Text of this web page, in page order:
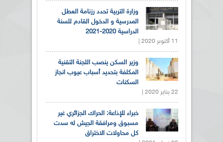
وزارة التربية تحدد رزنامة العطل
المدرسية و الدخول القادم للسنة
الدراسية 2020-2021
11 أكتوبر 2020 |
وزير السكن ينصب اللجنة التقنية
المكلفة بتحديد أسباب عيوب انجاز
السكنات
22 يناير 2020 |
خبراء للإذاعة: الحراك الجزائري غير
مسبوق ومرافقة الجيش له سدت
كل محاولات الاختراق